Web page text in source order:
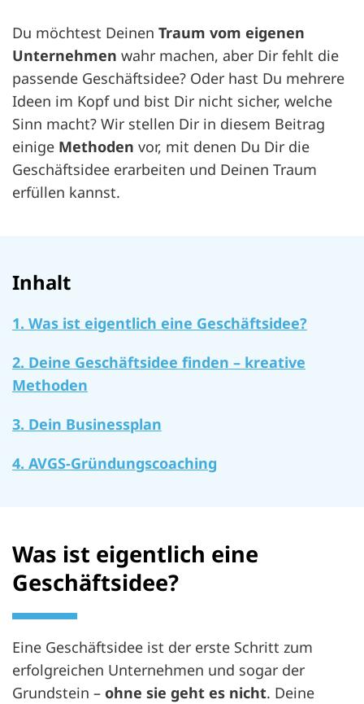
Du möchtest Deinen Traum vom eigenen
Unternehmen wahr machen, aber Dir fehlt die
passende Geschäftsidee? Oder hast Du mehrere
Ideen im Kopf und bist Dir nicht sicher, welche
Sinn macht? Wir stellen Dir in diesem Beitrag
einige Methoden vor, mit denen Du Dir die
Geschäftsidee erarbeiten und Deinen Traum
erfüllen kannst.
Inhalt
1. Was ist eigentlich eine Geschäftsidee?
2. Deine Geschäftsidee finden – kreative
Methoden
3. Dein Businessplan
4. AVGS-Gründungscoaching
Was ist eigentlich eine
Geschäftsidee?
Eine Geschäftsidee ist der erste Schritt zum
erfolgreichen Unternehmen und sogar der
Grundstein – ohne sie geht es nicht. Deine